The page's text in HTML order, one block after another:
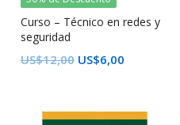
Curso – Técnico en redes y
seguridad
US$12,00 US$6,00